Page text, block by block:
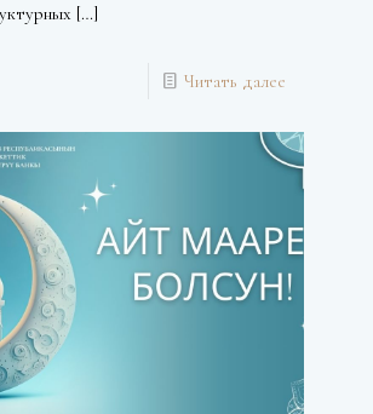
[…]
Читать далее